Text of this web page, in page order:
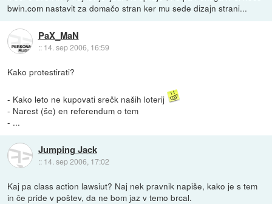
bwin.com nastavit za domačo stran ker mu sede dizajn strani...
PaX_MaN
:: 14. sep 2006, 16:59
Kako protestirati?
- Kako leto ne kupovati srečk naših loterij
- Narest (še) en referendum o tem
- ...
Jumping Jack
:: 14. sep 2006, 17:02
Kaj pa class action lawsiut? Naj nek pravnik napiše, kako je s tem
in če pride v poštev, da ne bom jaz v temo brcal.